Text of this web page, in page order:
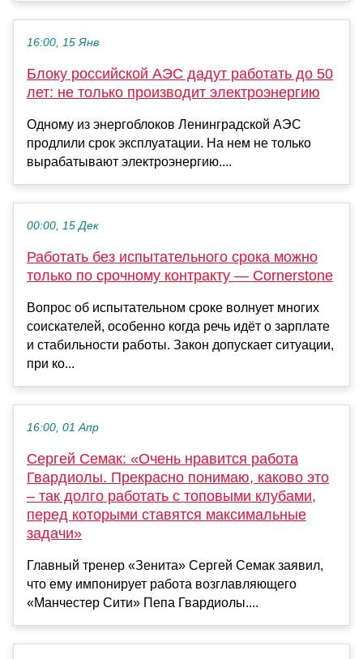
16:00, 15 Янв
Блоку российской АЭС дадут работать до 50
лет: не только производит электроэнергию
Одному из энергоблоков Ленинградской АЭС
продлили срок эксплуатации. На нем не только
вырабатывают электроэнергию....
00:00, 15 Дек
Работать без испытательного срока можно
только по срочному контракту — Cornerstone
Вопрос об испытательном сроке волнует многих
соискателей, особенно когда речь идёт о зарплате
и стабильности работы. Закон допускает ситуации,
при ко...
16:00, 01 Апр
Сергей Семак: «Очень нравится работа
Гвардиолы. Прекрасно понимаю, каково это
– так долго работать с топовыми клубами,
перед которыми ставятся максимальные
задачи»
Главный тренер «Зенита» Сергей Семак заявил,
что ему импонирует работа возглавляющего
«Манчестер Сити» Пепа Гвардиолы....